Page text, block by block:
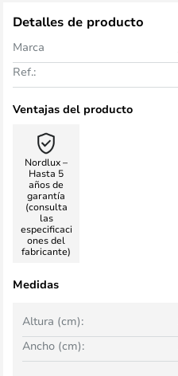
Detalles de producto
Marca
Ref.:
Ventajas del producto
Nordlux –
Hasta 5
años de
garantía
(consulta
las
especificaci
ones del
fabricante)
Medidas
Ancho (cm):
Altura (cm):